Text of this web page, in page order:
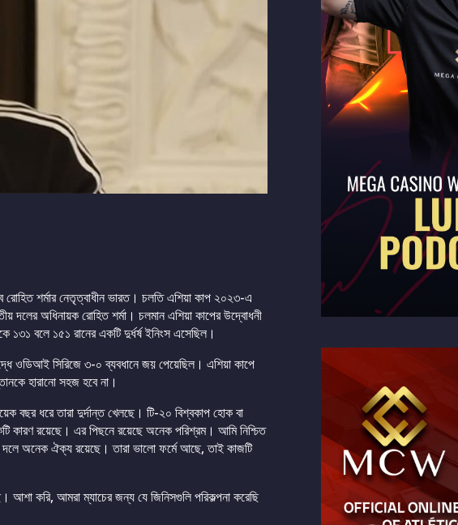
রোহিত শর্মার নেতৃত্বাধীন ভারত। চলতি এশিয়া কাপ ২০২৩-এ
দলের অধিনায়ক রোহিত শর্মা। চলমান এশিয়া কাপের উদ্বোধনী
১৩১ বলে ১৫১ রানের একটি দুর্ধর্ষ ইনিংস এসেছিল।
ওডিআই সিরিজে ৩-০ ব্যবধানে জয় পেয়েছিল। এশিয়া কাপে
হারানো সহজ হবে না।
বছর ধরে তারা দুর্দান্ত খেলছে। টি-২০ বিশ্বকাপ হোক বা
কারণ রয়েছে। এর পিছনে রয়েছে অনেক পরিশ্রম। আমি নিশ্চিত
দলে অনেক ঐক্য রয়েছে। তারা ভালো ফর্মে আছে, তাই কাজটি
করি, আমরা ম্যাচের জন্য যে জিনিসগুলি পরিকল্পনা করেছি